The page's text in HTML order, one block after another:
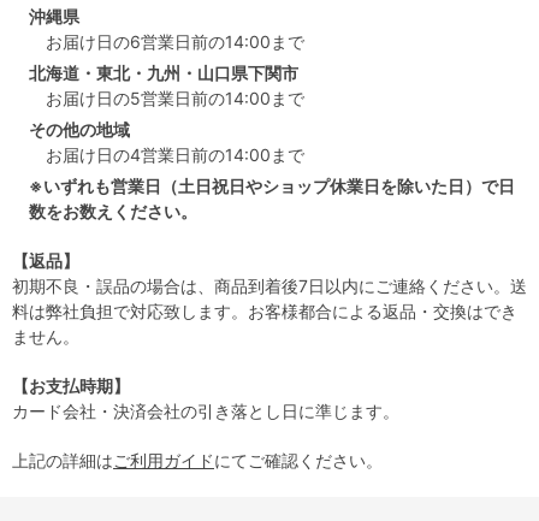
沖縄県
お届け日の6営業日前の14:00まで
北海道・東北・九州・山口県下関市
お届け日の5営業日前の14:00まで
その他の地域
お届け日の4営業日前の14:00まで
※いずれも営業日（土日祝日やショップ休業日を除いた日）で日
数をお数えください。
【返品】
初期不良・誤品の場合は、商品到着後7日以内にご連絡ください。送
料は弊社負担で対応致します。お客様都合による返品・交換はでき
ません。
【お支払時期】
カード会社・決済会社の引き落とし日に準じます。
上記の詳細はご利用ガイドにてご確認ください。